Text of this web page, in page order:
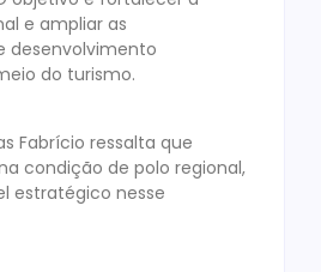
e ampliar as
desenvolvimento
do turismo.
Fabrício ressalta que
condição de polo regional,
estratégico nesse